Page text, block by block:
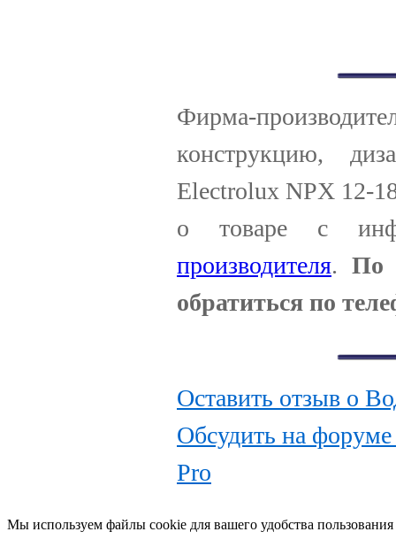
Фирма-
конструкцию,
Electrolux NPX 12-
о товаре с
производителя.По
обратиться по
Оставить отзыв о
Обсудить на
Pro
Мы используем файлы cookie для вашего удобства